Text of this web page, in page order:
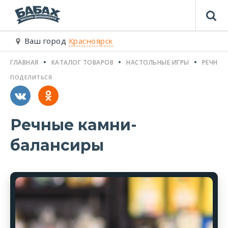
Ваш город Красноярск
ГЛАВНАЯ КАТАЛОГ ТОВАРОВ НАСТОЛЬНЫЕ ИГРЫ
Речные камни-
балансиры
ПОДЕЛИТЬСЯ